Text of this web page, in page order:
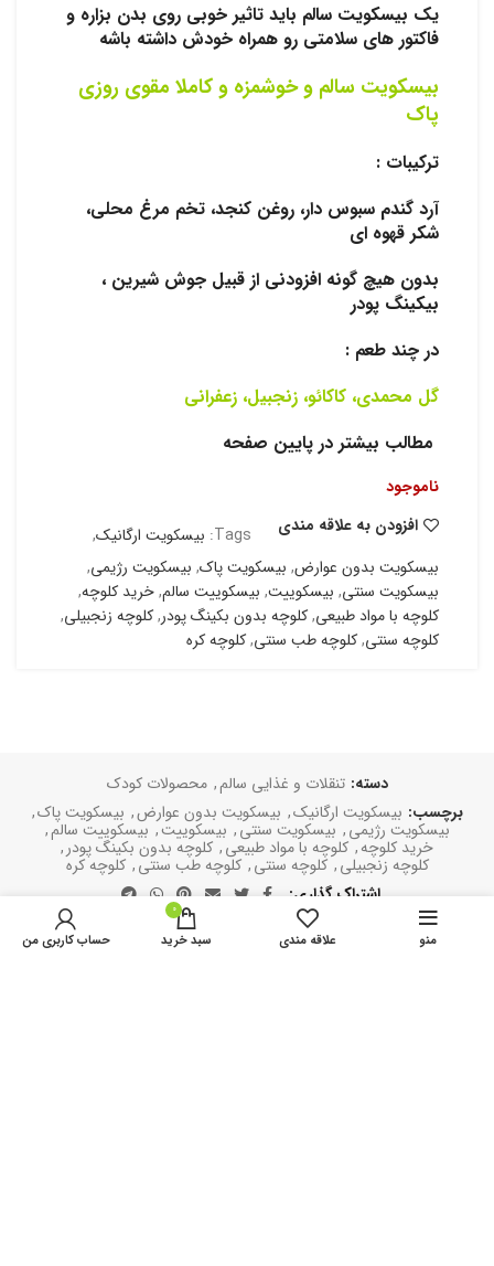
یک بیسکویت سالم باید تاثیر خوبی روی بدن بزاره و
فاکتور های سلامتی رو همراه خودش داشته باشه
بیسکویت سالم و خوشمزه و کاملا مقوی روزی
پاک
ترکیبات :
آرد گندم سبوس دار، روغن کنجد، تخم مرغ محلی،
شکر قهوه ای
بدون هیچ گونه افزودنی از قبیل جوش شیرین ،
بیکینگ پودر
در چند طعم :
گل محمدی، کاکائو، زنجبیل، زعفرانی
مطالب بیشتر در پایین صفحه
ناموجود
افزودن به علاقه مندی
Tags: بیسکویت ارگانیک,
بیسکویت بدون عوارض, بیسکویت پاک, بیسکویت رژیمی,
بیسکویت سنتی, بیسکوییت, بیسکوییت سالم,خرید کلوچه,
کلوچه با مواد طبیعی,کلوچه بدون بکینگ پودر,کلوچه زنجبیلی,
کلوچه سنتی,کلوچه طب سنتی,کلوچه کره
دسته: تنقلات و غذایی سالم, محصولات کودک
برچسب: بیسکویت ارگانیک, بیسکویت بدون عوارض, بیسکویت پاک,
بیسکویت رژیمی, بیسکویت سنتی, بیسکوییت, بیسکوییت سالم,
خرید کلوچه, کلوچه با مواد طبیعی, کلوچه بدون بکینگ پودر,
کلوچه زنجبیلی, کلوچه سنتی, کلوچه طب سنتی, کلوچه کره
اشتراک گذاری
منو علاقه مندی
0
سبد خرید حساب کاربری من